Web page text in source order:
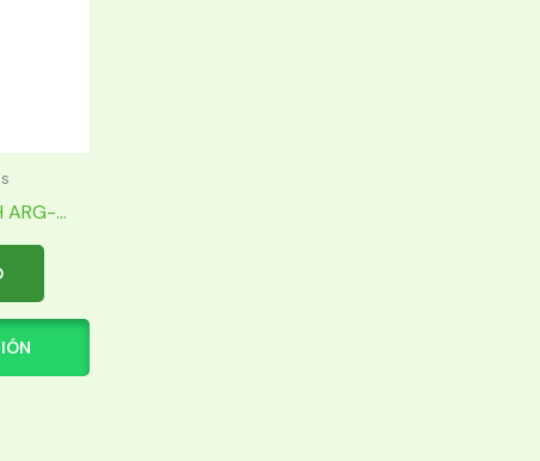
ARG-...